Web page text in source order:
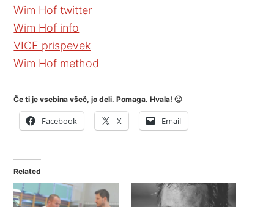
Wim Hof twitter
Wim Hof info
VICE prispevek
Wim Hof method
Če ti je vsebina všeč, jo deli. Pomaga. Hvala! 🙂
Facebook X Email
Related